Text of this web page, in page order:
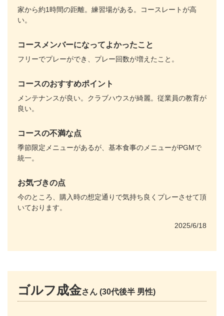
家から約1時間の距離。練習場がある。コースレートが高
い。
コースメンバーになってよかったこと
フリーでプレーができ、プレー回数が増えたこと。
コースのおすすめポイント
メンテナンスが良い。クラブハウスが綺麗。従業員の教育が
良い。
コースの不満な点
季節限定メニューがあるが、基本食事のメニューがPGMで
統一。
お気づきの点
今のところ、購入時の想定通りで気持ち良くプレーさせて頂
いております。
2025/6/18
ゴルフ成金さん (30代後半 男性)